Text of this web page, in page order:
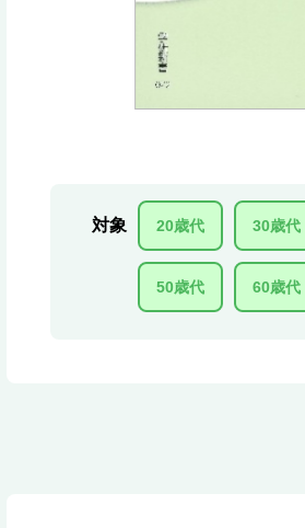
対象 20歳代 30歳代
50歳代 60歳代